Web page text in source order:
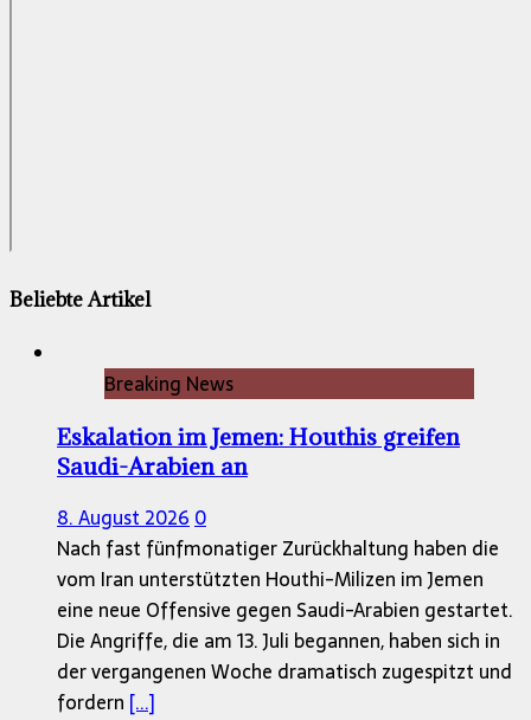
Beliebte Artikel
Breaking News
Eskalation im Jemen: Houthis greifen
Saudi-Arabien an
8. August 20260
Nach fast fünfmonatiger Zurückhaltung haben die
vom Iran unterstützten Houthi-Milizen im Jemen
eine neue Offensive gegen Saudi-Arabien gestartet.
Die Angriffe, die am 13. Juli begannen, haben sich in
der vergangenen Woche dramatisch zugespitzt und
fordern [...]